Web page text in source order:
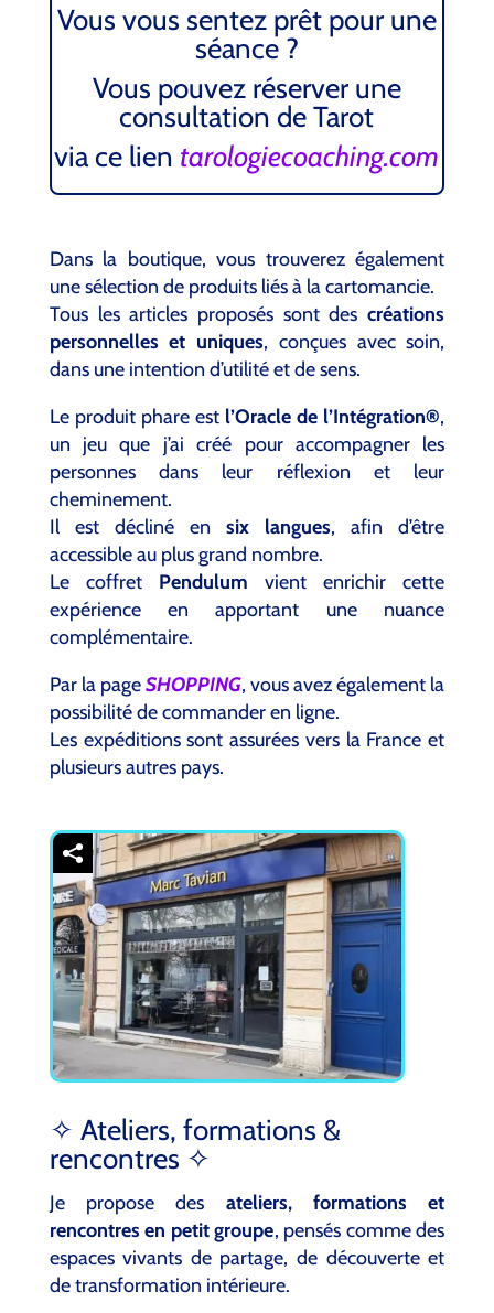
Vous vous sentez prêt pour une
séance ?
Vous pouvez réserver une
consultation de Tarot
via ce lien tarologiecoaching.com
Dans la boutique, vous trouverez également
une sélection de produits liés à la cartomancie.
Tous les articles proposés sont descréations
personnelles et uniques, conçues avec soin,
dans une intention d’utilité et de sens.
Le produit phare est l’Oracle de l’Intégration®,
un jeu que j’ai créé pour accompagner les
personnes dans leur réflexion et leur
cheminement.
Il est décliné ensix langues, afin d’être
accessible au plus grand nombre.
Le coffret Pendulum vient enrichir cette
expérience en apportant une nuance
complémentaire.
Par la pageSHOPPING, vous avez également la
possibilité de commander en ligne.
Les expéditions sont assurées vers la France et
plusieurs autres pays.
✧ Ateliers, formations &
rencontres ✧
Je propose des ateliers, formations et
rencontres en petit groupe, pensés comme des
espaces vivants de partage, de découverte et
de transformation intérieure.